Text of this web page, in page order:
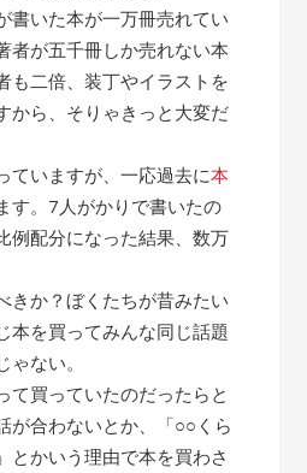
書いた本が一万冊売れてい
者が五千冊しか売れない本
も二倍、装丁やイラストを
から、そりゃきっと大変だ
ていますが、一応過去に本
す。7人がかりで書いたの
例配分になった結果、数万
きか？ぼくたちが昔みたい
本を買ってみんな同じ話題
ない。
て買っていたのだったらと
が合わないとか、「○○くら
とかいう理由で本を買わさ